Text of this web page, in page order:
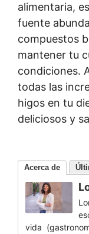
alimentaria,
fuente
compuestos
mantener tu
condiciones.
todas las
higos en tu
deliciosos y
Acerca de
vida